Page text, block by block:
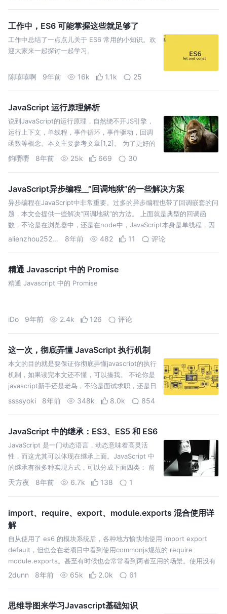
工作中，ES6 可能掌握这些就足够了
工作中总结了一点点儿关于 ES6 常用的小知识。欢
迎大家来一起探讨一起学习。
陈嘻嘻啊 9年前 16k 1.1k 25
JavaScript 运行原理解析
说到JavaScript的运行原理，自然绕不开JS引擎，
运行上下文，单线程，事件循环，事件驱动，回调
函数等概念。本文主要参考文章[1,2]。 为了更好的
理解JavaScript如何工作的，首先要理解以下几个概
鈞嘢嘢 8年前 25k 669 30
JavaScript异步编程__“回调地狱”的一些解决方案
异步编程在JavaScript中非常重要。过多的异步编程也带了回调嵌套的问
题，本文会提供一些解决“回调地狱”的方法。 上面就是典型的回调函
数，不论是在浏览器中，还是在node中，JavaScript本身是单线程，因
此，为了应对一些单线程带来的问题，异步编程成为了JavaScri…
alienzhou25289 8年前 482 11 评论
精通 Javascript 中的 Promise
精通 Javascript 中的 Promise
iDo 9年前 2.4k 126 评论
这一次，彻底弄懂 JavaScript 执行机制
本文的目的就是要保证你彻底弄懂javascript的执行
机制，如果读完本文还不懂，可以揍我。 不论你是
javascript新手还是老鸟，不论是面试求职，还是日
常开发工作，我们经常会遇到这样的情况：给定的
ssssyoki 8年前 348k 8.0k 854
JavaScript 中的继承：ES3、ES5 和 ES6
JavaScript 是一门动态语言，动态意味着高灵活
性，而这尤其可以体现在继承上面。JavaScript 中
的继承有很多种实现方式，可以分成下面四类： 前
三种有一个共同点，就是没有“类”的概念，它们在适
天方夜 8年前 6.7k 138 1
import、require、export、module.exports 混合使用详
解
自从使用了 es6 的模块系统后，各种地方愉快地使用 import export
default，但也会在老项目中看到使用commonjs规范的 require
module.exports。甚至有时候也会常常看到两者互用的场景。使用没有
问题，但其中的关联与区别不得其解，使用起…
2dunn 8年前 65k 2.0k 61
思维导图来学习Javascript基础知识